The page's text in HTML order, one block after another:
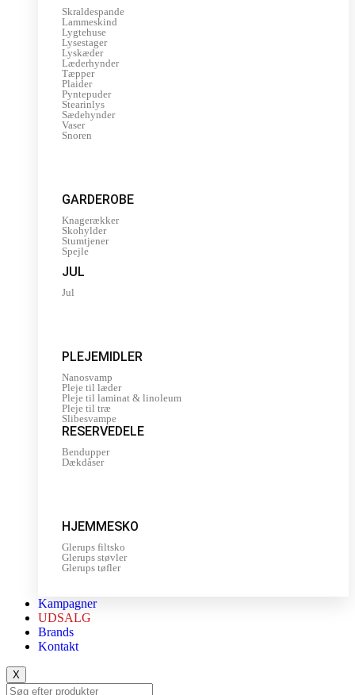
Skraldespande
Lammeskind
Lygtehuse
Lysestager
Lyskæder
Læderhynder
Tæpper
Plaider
Pyntepuder
Stearinlys
Sædehynder
Vaser
Snoren
GARDEROBE
Knagerækker
Skohylder
Stumtjener
Spejle
JUL
Jul
PLEJEMIDLER
Nanosvamp
Pleje til læder
Pleje til laminat & linoleum
Pleje til træ
Slibesvampe
RESERVEDELE
Bendupper
Dækdåser
HJEMMESKO
Glerups filtsko
Glerups støvler
Glerups tøfler
Kampagner
UDSALG
Brands
Kontakt
X